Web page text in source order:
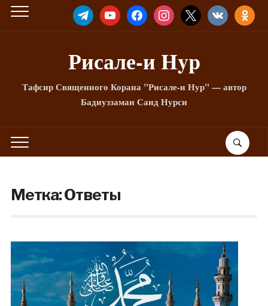
TELEGRAMYOUTUBEFACEBOOKINSTAGRAM
X VKONTAKTE
Рисале-и Hyp
Тафсир Священного Корана "Рисале-и Нур" — автор
Бадиуззаман Саид Нурси
Метка:Ответы